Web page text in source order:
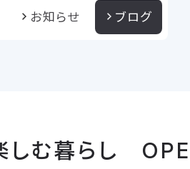
お知らせ ブログ
しむ暮らし